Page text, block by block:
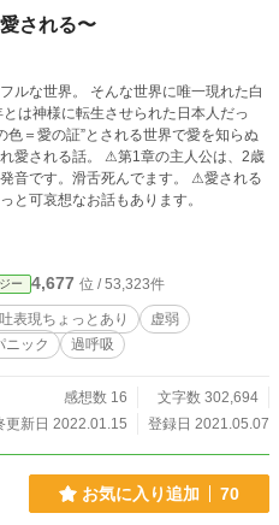
される〜
ルな世界。 そんな世界に唯一現れた白
⚠第1章の主人公は、2歳
音です。滑舌死んでます。 ⚠愛される
と可哀想なお話もあります。
ー 4,677 位 / 53,323件
表現ちょっとあり
虚弱
ニック 過呼吸
感想数 16
文字数 302,694
更新日 2022.01.15
登録日 2021.05.07
お気に入り追加 70